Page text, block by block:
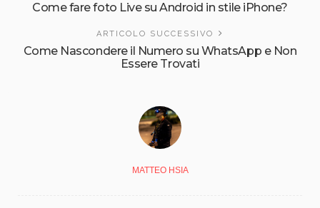
Come fare foto Live su Android in stile iPhone?
ARTICOLO SUCCESSIVO
Come Nascondere il Numero su WhatsApp e Non
Essere Trovati
MATTEO HSIA